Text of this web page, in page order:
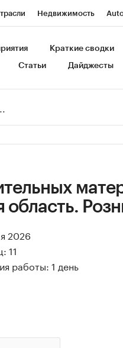
Недвижимость
Спецпроекты СПб
Краткие сводки
Статьи Дайджесты
область.
2026
11
работы: 1 день